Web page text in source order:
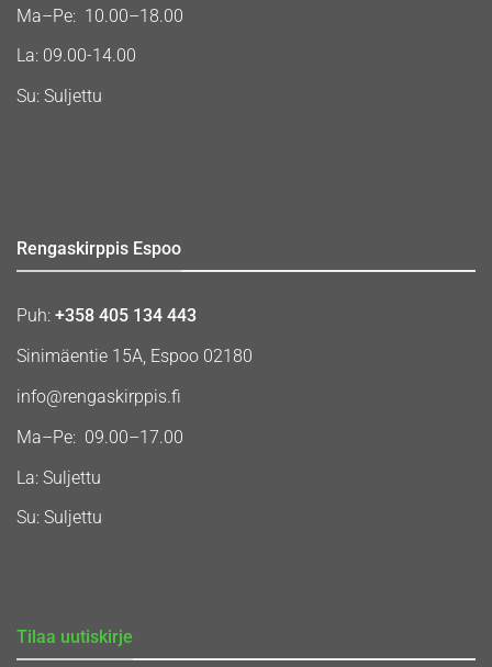
Ma–Pe: 10.00–18.00
La: 09.00-14.00
Su: Suljettu
Rengaskirppis Espoo
Puh: +358 405 134 443
Sinimäentie 15A, Espoo 02180
info@rengaskirppis.fi
Ma–Pe: 09.00–17.00
La: Suljettu
Su: Suljettu
Tilaa uutiskirje